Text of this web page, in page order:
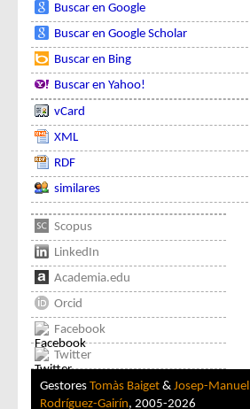
Buscar en Google
Buscar en Google Scholar
Buscar en Bing
Buscar en Yahoo!
vCard
XML
RDF
similares
Scopus
LinkedIn
Academia.edu
Orcid
Facebook
Twitter
Gestores Tomàs Baiget & Josep-Manuel
Rodríguez-Gairín, 2005-2026